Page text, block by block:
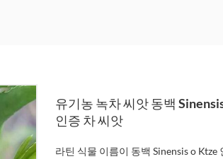
유기농 녹차 씨앗 동백
인증 차 씨앗
라틴 식물 이름이 동백 Sinensis o Ktze